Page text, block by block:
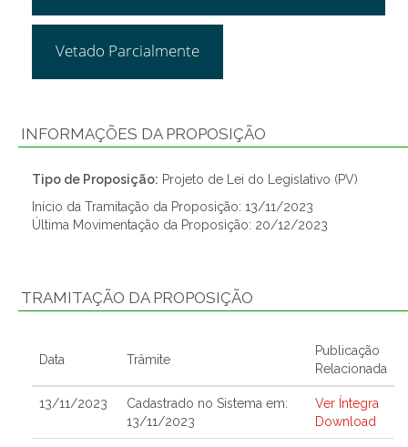
Vetado Parcialmente
INFORMAÇÕES DA PROPOSIÇÃO
Tipo de Proposição: Projeto de Lei do Legislativo (PV)
Início da Tramitação da Proposição: 13/11/2023
Última Movimentação da Proposição: 20/12/2023
TRAMITAÇÃO DA PROPOSIÇÃO
Data Trâmite
Publicação
Relacionada
13/11/2023
Cadastrado no Sistema em:
13/11/2023
Ver Íntegra
Download